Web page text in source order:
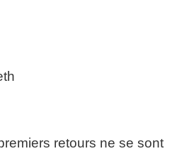
retours ne se sont